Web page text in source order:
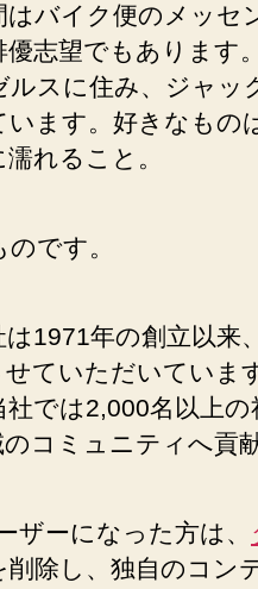
バイク便のメッセ
志望でもあります
ルスに住み、ジャッ
ます。好きなもの
れること。
です。
1971年の創立以来
ていただいていま
では2,000名以上
コミュニティへ貢
ザーになった方は、
除し、独自のコン